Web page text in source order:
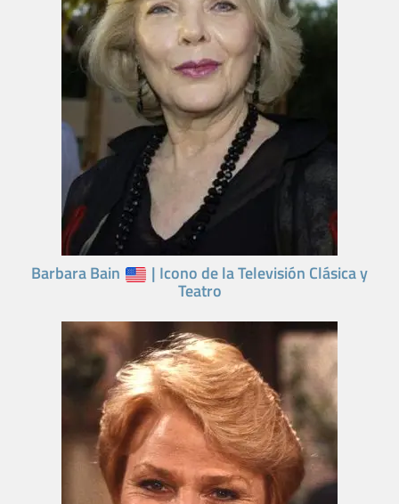
Barbara Bain | Icono de la Televisión Clásica y
Teatro